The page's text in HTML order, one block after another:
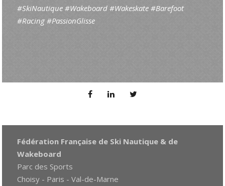
#SkiNautique #Wakeboard #Wakeskate #Barefoot
#Racing #PassionGlisse
Fédération Française de Ski Nautique & de
Wakeboard
Parc des Sports
Choisy - Paris - Val-de-Marne